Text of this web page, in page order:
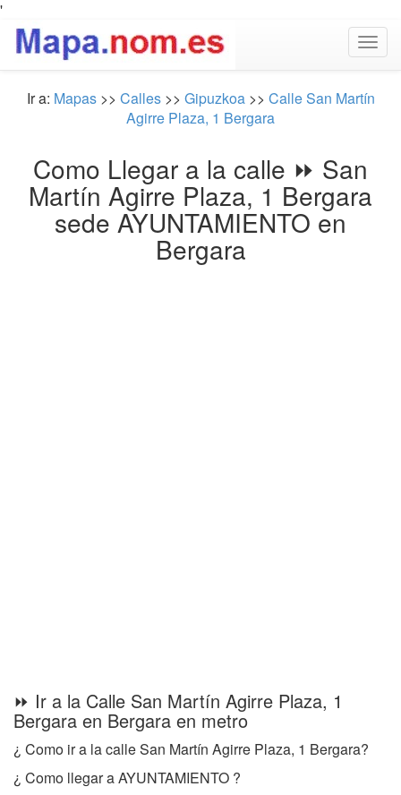
'
Ir a: Mapas >> Calles >> Gipuzkoa >> Calle San Martín
Agirre Plaza, 1 Bergara
Como Llegar a la calle ⏩ San
Martín Agirre Plaza, 1 Bergara
sede AYUNTAMIENTO en
Bergara
⏩ Ir a la Calle San Martín Agirre Plaza, 1
Bergara en Bergara en metro
¿ Como ir a la calle San Martín Agirre Plaza, 1 Bergara?
¿ Como llegar a AYUNTAMIENTO ?